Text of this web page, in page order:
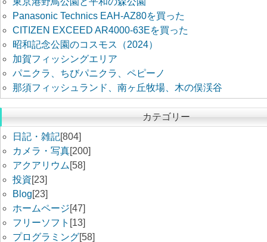
Panasonic Technics EAH-AZ80を買った
CITIZEN EXCEED AR4000-63Eを買った
昭和記念公園のコスモス（2024）
加賀フィッシングエリア
パニクラ、ちびパニクラ、ペピーノ
那須フィッシュランド、南ヶ丘牧場、木の俣渓谷
カテゴリー
日記・雑記[804]
カメラ・写真[200]
アクアリウム [58]
投資[23]
Blog[23]
ホームページ[47]
フリーソフト [13]
プログラミング[58]